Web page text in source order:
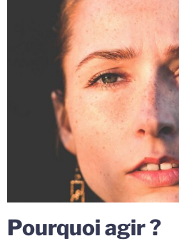
Pourquoi agir ?